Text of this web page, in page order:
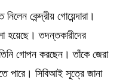
কেন্দ্রীয় গোয়েন্দারা।
হয়েছে। তদন্তকারীদের
গোপন করছেন। তাঁকে জেরা
পারে। সিবিআই সূত্রে জানা